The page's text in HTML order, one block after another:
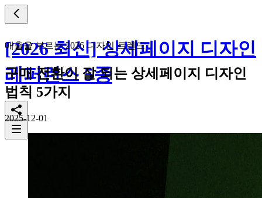
[2026 최신] 상세페이지 디자인
레퍼런스 5종
매출을 부르는 2026 디자인 트렌드
구매 전환이 잘 되는 상세페이지 디자인
법칙 5가지
2025-12-01